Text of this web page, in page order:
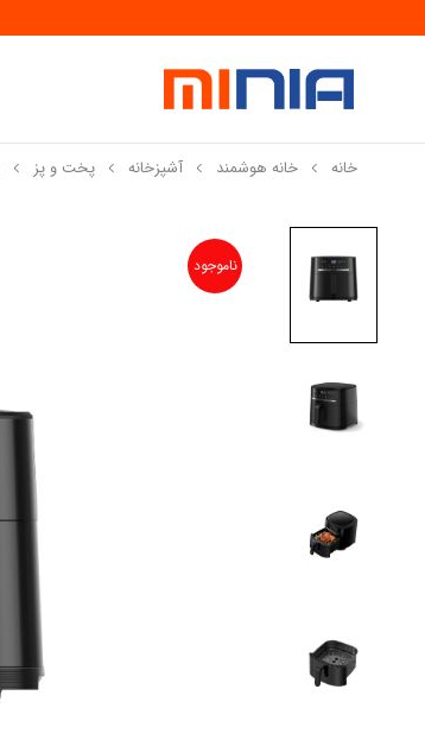
خانه خانه هوشمند آشپزخانه پخت و پز
ناموجود